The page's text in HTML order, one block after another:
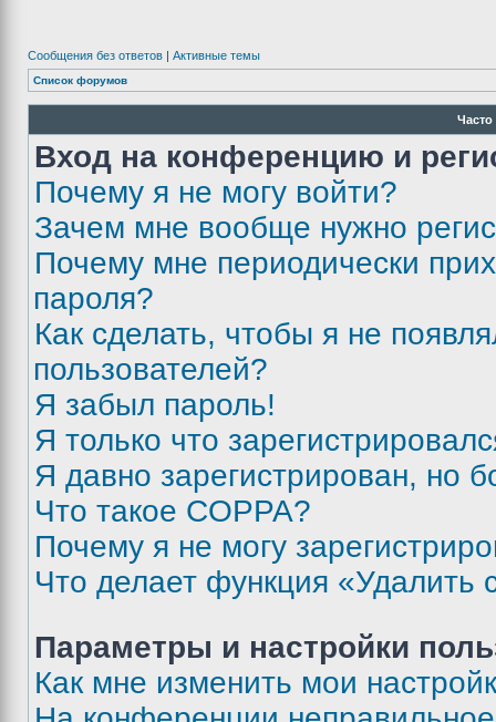
Сообщения без ответов | Активные темы
Список форумов
Вход на конференцию и
Почему я не могу войти?
Зачем мне вообще нужно
Почему мне периодически
пароля?
Как сделать, чтобы я не
пользователей?
Я забыл пароль!
Я только что
Я давно зарегистрирован, но
Что такое COPPA?
Почему я не могу
Что делает функция «Удалить
Параметры и настройки
Как мне изменить мои